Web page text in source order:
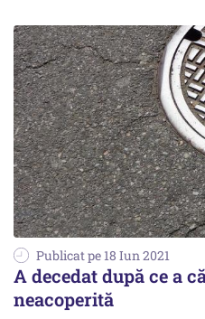
Publicat pe 18 Iun 2021
A decedat după ce a
neacoperită